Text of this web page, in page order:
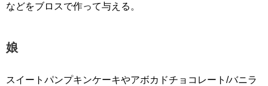
などをブロスで作って与える。
娘
スイートパンプキンケーキやアボカドチョコレート/バニラ